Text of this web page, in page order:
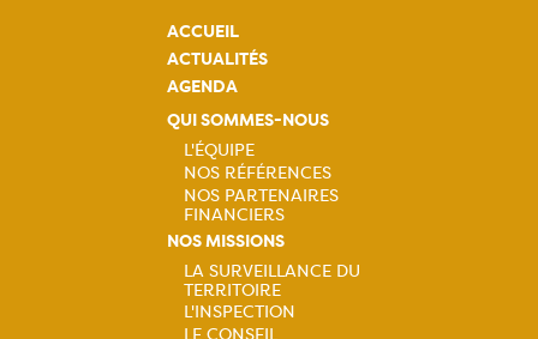
ACCUEIL
ACTUALITÉS
AGENDA
QUI SOMMES-NOUS
Navigation
principale
L'ÉQUIPE
NOS RÉFÉRENCES
NOS PARTENAIRES
FINANCIERS
NOS MISSIONS
Navigation
LA SURVEILLANCE DU
TERRITOIRE
L'INSPECTION
LE CONSEIL